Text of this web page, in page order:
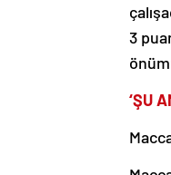
3
‘ŞU